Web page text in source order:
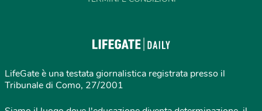
LifeGate è una testata giornalistica registrata presso il
Tribunale di Como, 27/2001